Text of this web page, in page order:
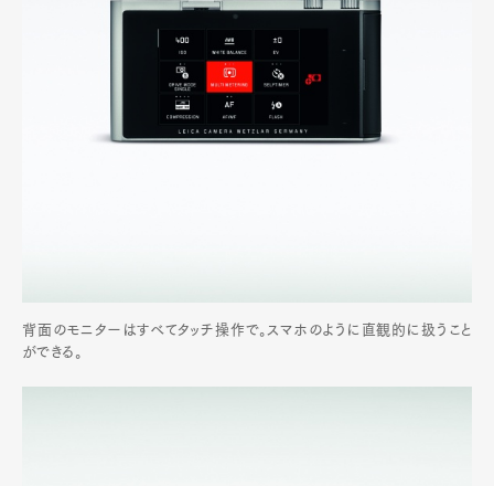
背面のモニターはすべてタッチ操作で。スマホのように直観的に扱うこと
ができる。